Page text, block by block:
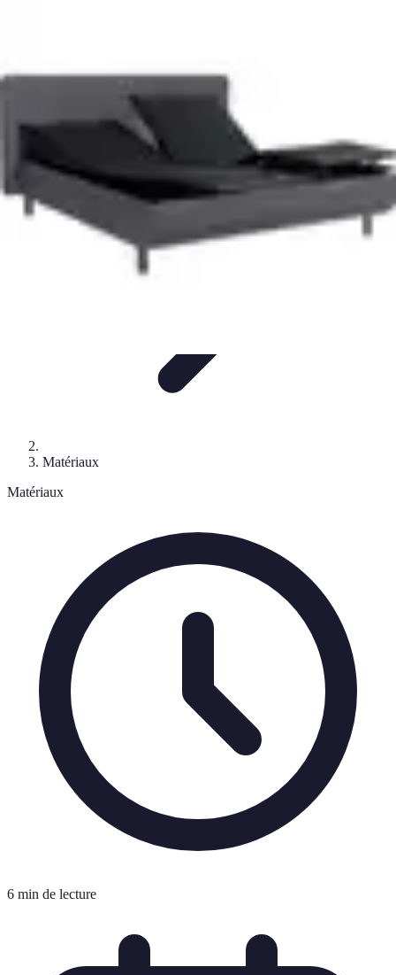
Menuisier Rapide
Matériaux
Matériaux
6 min de lecture